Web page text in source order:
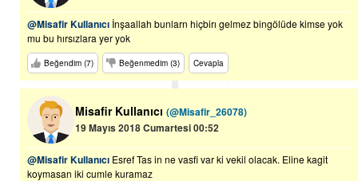
@Misafir Kullanıcı İnşaallah bunlarn hiçbirı gelmez bingölüde kimse yok
mu bu hırsızlara yer yok
Beğendim (7) Beğenmedim (3) Cevapla
Misafir Kullanıcı (@Misafir_26078)
19 Mayıs 2018 Cumartesi 00:52
@Misafir Kullanıcı Esref Tas in ne vasfi var ki vekil olacak. Eline kagit
koymasan iki cumle kuramaz